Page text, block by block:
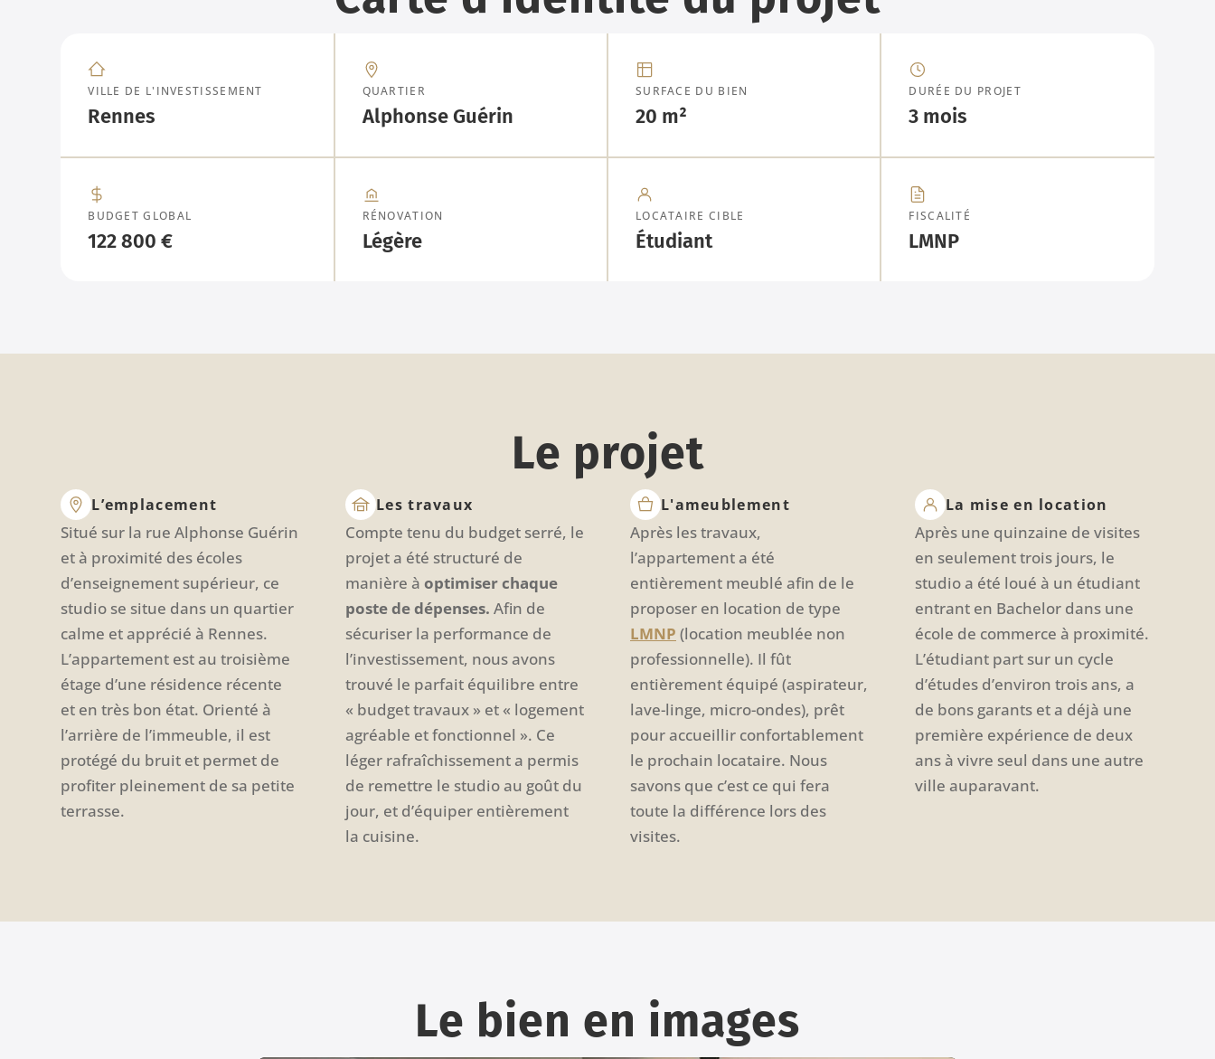
VILLE DE L'INVESTISSEMENT
Rennes
QUARTIER
Alphonse Guérin
SURFACE DU BIEN
20 m²
DURÉE DU PROJET
3 mois
BUDGET GLOBAL
122 800 €
RÉNOVATION
Légère
LOCATAIRE CIBLE
Étudiant
FISCALITÉ
LMNP
Le projet
L’emplacement
Situé sur la rue Alphonse Guérin
et à proximité des écoles
d’enseignement supérieur, ce
studio se situe dans un quartier
calme et apprécié à Rennes.
L’appartement est au troisième
étage d’une résidence récente
et en très bon état. Orienté à
l’arrière de l’immeuble, il est
protégé du bruit et permet de
profiter pleinement de sa petite
terrasse.
Les travaux
Compte tenu du budget serré, le
projet a été structuré de
manière àoptimiser chaque
poste de dépenses.Afin de
sécuriser la performance de
l’investissement, nous avons
trouvé le parfait équilibre entre
« budget travaux » et « logement
agréable et fonctionnel ». Ce
léger rafraîchissement a permis
de remettre le studio au goût du
jour, et d’équiper entièrement
la cuisine.
L'ameublement
Après les travaux,
l’appartement a été
entièrement meublé afin de le
proposer en location de type
LMNP (location meublée non
professionnelle). Il fût
entièrement équipé (aspirateur,
lave-linge, micro-ondes), prêt
pour accueillir confortablement
le prochain locataire. Nous
savons que c’est ce qui fera
toute la différence lors des
visites.
La mise en location
Après une quinzaine de visites
en seulement trois jours, le
studio a été loué à un étudiant
entrant en Bachelor dans une
école de commerce à proximité.
L’étudiant part sur un cycle
d’études d’environ trois ans, a
de bons garants et a déjà une
première expérience de deux
ans à vivre seul dans une autre
ville auparavant.
Le bien en images